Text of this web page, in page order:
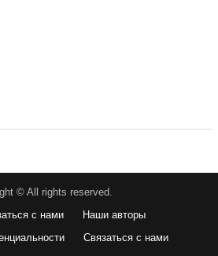
© All rights reserved.
с нами
Наши авторы
Связаться с нами